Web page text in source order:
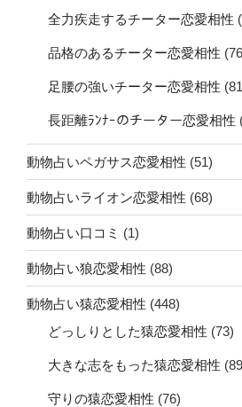
全力疾走するチーター恋愛相性
品格のあるチーター恋愛相性
足腰の強いチーター恋愛相性
長距離ﾗﾝﾅｰのチーター恋愛相性
動物占いペガサス恋愛相性 (51)
動物占いライオン恋愛相性 (68)
動物占い口コミ (1)
動物占い狼恋愛相性 (88)
動物占い猿恋愛相性 (448)
どっしりとした猿恋愛相性 (73)
大きな志をもった猿恋愛相性
守りの猿恋愛相性 (76)